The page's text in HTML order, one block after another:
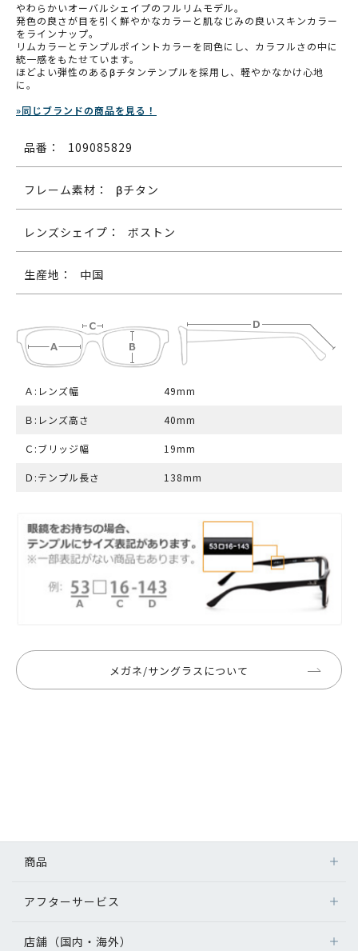
やわらかいオーバルシェイプのフルリムモデル。
発色の良さが目を引く鮮やかなカラーと肌なじみの良いスキンカラー
をラインナップ。
リムカラーとテンプルポイントカラーを同色にし、カラフルさの中に
統一感をもたせています。
ほどよい弾性のあるβチタンテンプルを採用し、軽やかなかけ心地
に。
»同じブランドの商品を見る！
品番： 109085829
フレーム素材： βチタン
レンズシェイプ： ボストン
生産地： 中国
Ａ:レンズ幅 49mm
Ｂ:レンズ高さ 40mm
Ｃ:ブリッジ幅 19mm
Ｄ:テンプル長さ 138mm
メガネ/サングラスについて
商品
アフターサービス
店舗（国内・海外）